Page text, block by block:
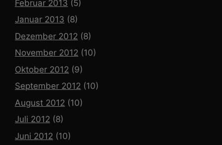
Februar 2013 (5)
Januar 2013 (8)
Dezember 2012 (8)
November 2012 (10)
Oktober 2012 (9)
September 2012 (10)
August 2012 (10)
Juli 2012 (8)
Juni 2012 (10)